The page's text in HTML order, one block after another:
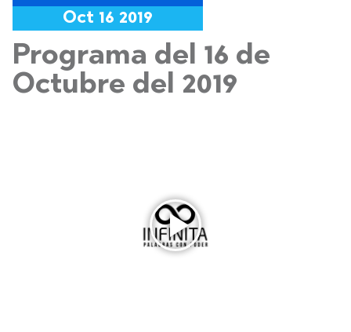
Oct 16 2019
Programa del 16 de
Octubre del 2019